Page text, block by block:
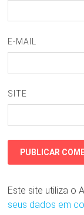
E-MAIL
SITE
Este site utiliza o
seus dados em